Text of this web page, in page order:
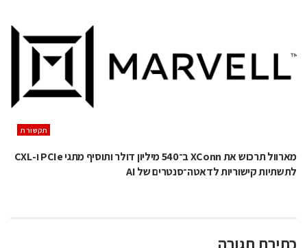
תקשורת
מארוול תרכוש את XConn ב־540 מיליון דולר ותוסיף מתגי PCIe ו-CXL
לתשתיות קישוריות לדאטה־סנטרים של AI